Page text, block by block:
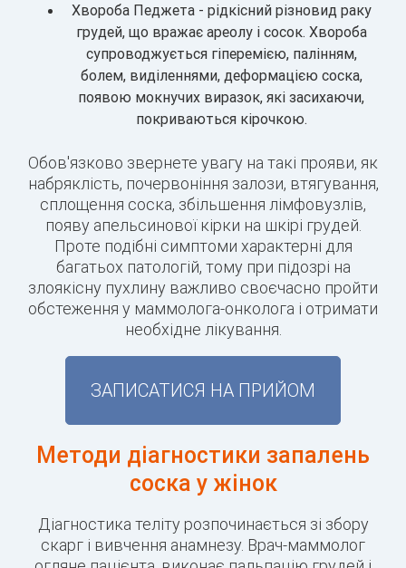
Хвороба Педжета - рідкісний різновид раку
грудей, що вражає ареолу і сосок. Хвороба
супроводжується гіперемією, палінням,
болем, виділеннями, деформацією соска,
появою мокнучих виразок, які засихаючи,
покриваються кірочкою.
Обов'язково звернете увагу на такі прояви, як
набряклість, почервоніння залози, втягування,
сплощення соска, збільшення лімфовузлів,
появу апельсинової кірки на шкірі грудей.
Проте подібні симптоми характерні для
багатьох патологій, тому при підозрі на
злоякісну пухлину важливо своєчасно пройти
обстеження у маммолога-онколога і отримати
необхідне лікування.
ЗАПИСАТИСЯ НА ПРИЙОМ
Методи діагностики запалень
соска у жінок
Діагностика теліту розпочинається зі збору
скарг і вивчення анамнезу. Врач-маммолог